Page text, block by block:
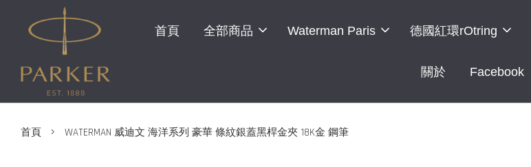
首頁 全部商品 Waterman Paris 德國紅環rOtring
關於 Facebook
首頁 › WATERMAN 威迪文 海洋系列 豪華 條紋銀蓋黑桿金夾 18K金 鋼筆